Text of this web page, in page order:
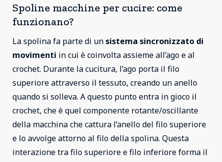
Spoline macchine per cucire: come
funzionano?
La spolina fa parte di unsistema sincronizzato di
movimenti in cui è coinvolta assieme all’ago e al
crochet. Durante la cucitura, l’ago porta il filo
superiore attraverso il tessuto, creando un anello
quando si solleva. A questo punto entra in gioco il
crochet, che è quel componente rotante/oscillante
della macchina che cattura l’anello del filo superiore
e lo avvolge attorno al filo della spolina. Questa
interazione tra filo superiore e filo inferiore forma il